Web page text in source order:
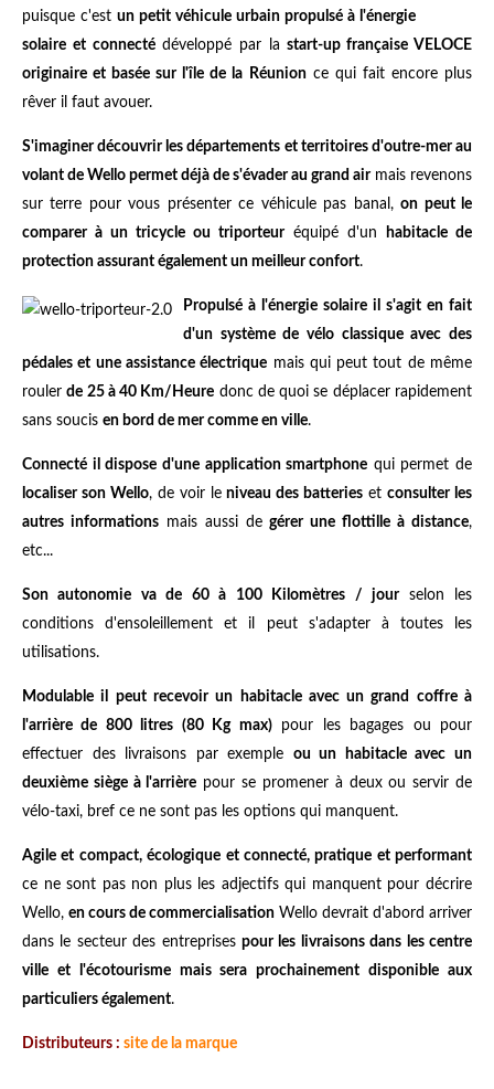
puisque c'est un petit véhicule urbain propulsé à l'énergie
solaire et connectédéveloppé par la start-up française VELOCE
originaire et basée sur l'île de la Réunionce qui fait encore plus
rêver il faut avouer.
S'imaginer découvrir les départements et territoires d'outre-mer au
volant de Wello permet déjà de s'évader au grand airmais revenons
sur terre pour vous présenter ce véhicule pas banal,on peut le
comparer à un tricycle ou triporteuréquipé d'un
habitacle de
protection assurant également un meilleur confort.
Propulsé à l'énergie solaire il s'agit en fait
d'un système de vélo classique avec des
pédales et une assistance électrique mais qui peut tout de même
roulerde 25 à 40 Km/Heure donc de quoi se déplacer rapidement
sans soucis en bord de mer comme en ville.
Connecté il dispose d'une application smartphone qui permet de
localiser son Wello, de voir leniveau des batteries etconsulter les
autres informationsmais aussi degérer une flottille à distance,
etc...
Son autonomie va de 60 à 100 Kilomètres / jour selon les
conditions d'ensoleillement et il peut s'adapter à toutes les
utilisations.
Modulable il peut recevoir un habitacle avec un grand coffre à
l'arrière de 800 litres (80 Kg max)pour les bagages ou pour
effectuer des livraisons par exemple ou un habitacle avec un
deuxième siège à l'arrière pour se promener à deux ou servir de
vélo-taxi, bref ce ne sont pas les options qui manquent.
Agile et compact, écologique et connecté, pratique et performant
ce ne sont pas non plus les adjectifs qui manquent pour décrire
Wello, en cours de commercialisation Wello devrait d'abord arriver
dans le secteur des entreprises pour les livraisons dans les centre
ville et l'écotourisme mais sera prochainement disponible aux
particuliers également.
Distributeurs : site de la marque